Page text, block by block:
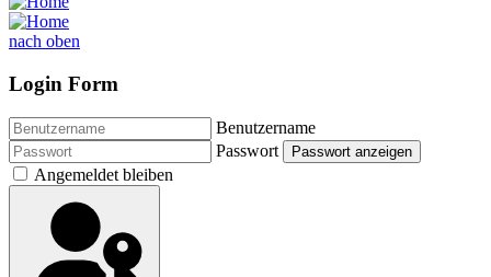
nach oben
Login Form
Benutzername
Passwort
Passwort anzeigen
Angemeldet bleiben